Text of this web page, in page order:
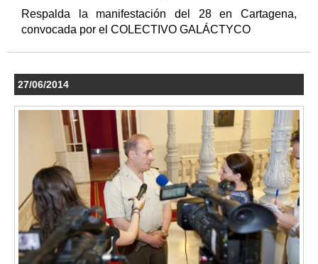
Respalda la manifestación del 28 en Cartagena,
convocada por el COLECTIVO GALÁCTYCO
27/06/2014